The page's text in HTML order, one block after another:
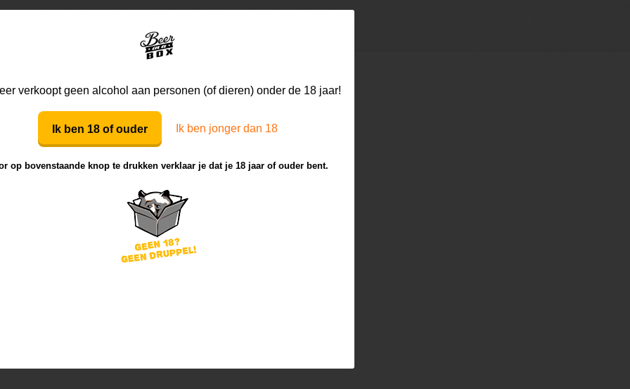
Die van anderen
Mijn review bij dit bier
verkoopt geen alcohol aan personen (of dieren) onder de 18 jaar!
Ik ben 18 of ouder Ik ben jonger dan 18
op bovenstaande knop te drukken verklaar je dat je 18 jaar of ouder bent.